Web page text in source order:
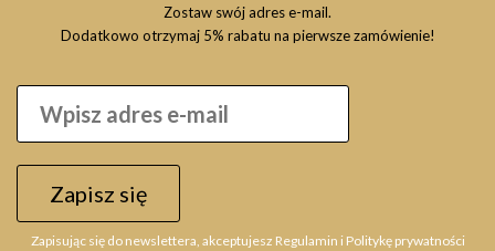
Zostaw swój adres e-mail.
Dodatkowo otrzymaj 5% rabatu na pierwsze zamówienie!
Zapisz się
Zapisując się do newslettera, akceptujesz Regulamin i Politykę prywatności